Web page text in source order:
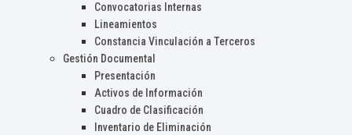
Convocatorias Internas
Lineamientos
Constancia Vinculación a Terceros
Gestión Documental
Presentación
Activos de Información
Cuadro de Clasificación
Inventario de Eliminación